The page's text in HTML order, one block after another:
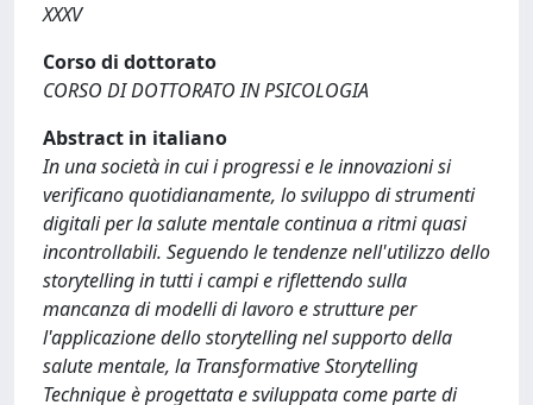
XXXV
Corso di dottorato
CORSO DI DOTTORATO IN PSICOLOGIA
Abstract in italiano
In una società in cui i progressi e le innovazioni si
verificano quotidianamente, lo sviluppo di strumenti
digitali per la salute mentale continua a ritmi quasi
incontrollabili. Seguendo le tendenze nell'utilizzo dello
storytelling in tutti i campi e riflettendo sulla
mancanza di modelli di lavoro e strutture per
l'applicazione dello storytelling nel supporto della
salute mentale, la Transformative Storytelling
Technique è progettata e sviluppata come parte di